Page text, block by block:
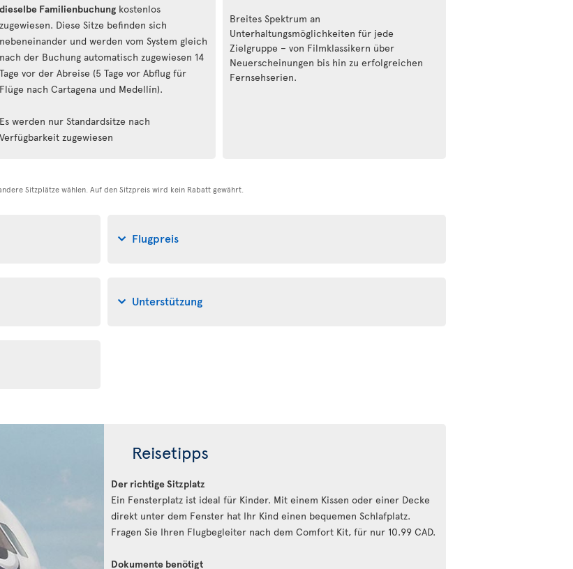
dieselbe Familienbuchung kostenlos
zugewiesen. Diese Sitze befinden sich
nebeneinander und werden vom System gleich
nach der Buchung automatisch zugewiesen 14
Tage vor der Abreise (5 Tage vor Abflug für
Flüge nach Cartagena und Medellín).
Es werden nur Standardsitze nach
Verfügbarkeit zugewiesen
Breites Spektrum an
Unterhaltungsmöglichkeiten für jede
Zielgruppe – von Filmklassikern über
Neuerscheinungen bis hin zu erfolgreichen
Fernsehserien.
Sitzplätze wählen. Auf den Sitzpreis wird kein Rabatt gewährt.
Flugpreis
Unterstützung
Reisetipps
Der richtige Sitzplatz
Ein Fensterplatz ist ideal für Kinder. Mit einem Kissen oder einer Decke
direkt unter dem Fenster hat Ihr Kind einen bequemen Schlafplatz.
Fragen Sie Ihren Flugbegleiter nach dem Comfort Kit, für nur 10.99 CAD.
Dokumente benötigt